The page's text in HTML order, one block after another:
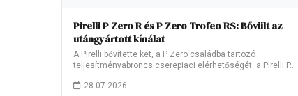
Pirelli P Zero R és P Zero Trofeo RS: Bővült az
utángyártott kínálat
A Pirelli bővítette két, a P Zero családba tartozó
teljesítményabroncs cserepiaci elérhetőségét: a Pirelli P…
28.07.2026